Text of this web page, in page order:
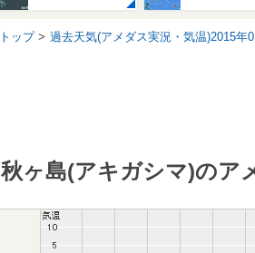
トップ 過去天気(アメダス実況・気温)2015年
秋ヶ島(アキガシマ)のア